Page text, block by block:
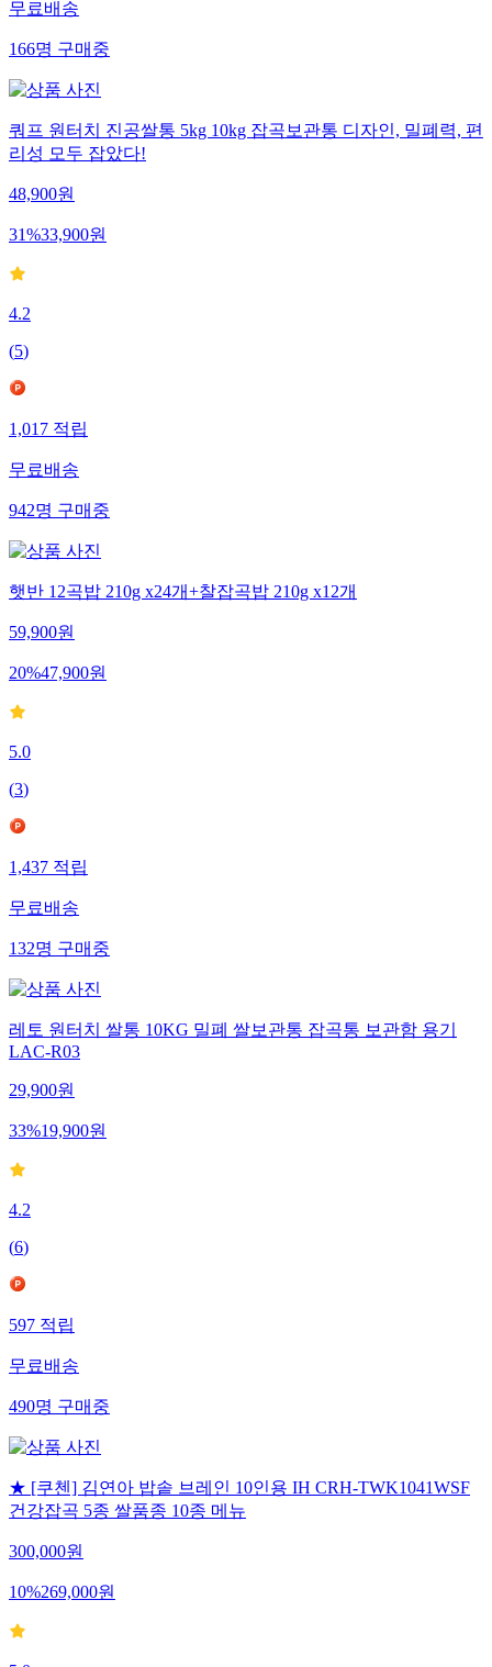
무료배송
166명구매중
쿼프 원터치 진공쌀통 5kg 10kg 잡곡보관통 디자인, 밀폐력, 편
리성 모두 잡았다!
48,900원
31%33,900원
4.2
(5)
1,017적립
무료배송
942명구매중
햇반 12곡밥 210g x24개+찰잡곡밥 210g x12개
59,900원
20%47,900원
5.0
(3)
1,437적립
무료배송
132명구매중
레토 원터치 쌀통 10KG 밀폐 쌀보관통 잡곡통 보관함 용기
LAC-R03
29,900원
33%19,900원
4.2
(6)
597적립
무료배송
490명구매중
★ [쿠첸] 김연아 밥솥 브레인 10인용 IH CRH-TWK1041WSF
건강잡곡 5종 쌀품종 10종 메뉴
300,000원
10%269,000원